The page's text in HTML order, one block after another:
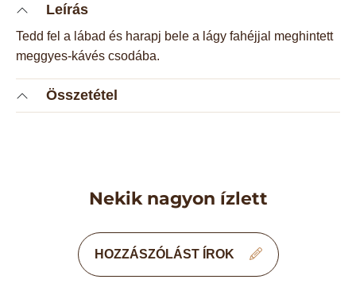
Leírás
Tedd fel a lábad és harapj bele a lágy fahéjjal meghintett
meggyes-kávés csodába.
Összetétel
Nekik nagyon ízlett
HOZZÁSZÓLÁST ÍROK